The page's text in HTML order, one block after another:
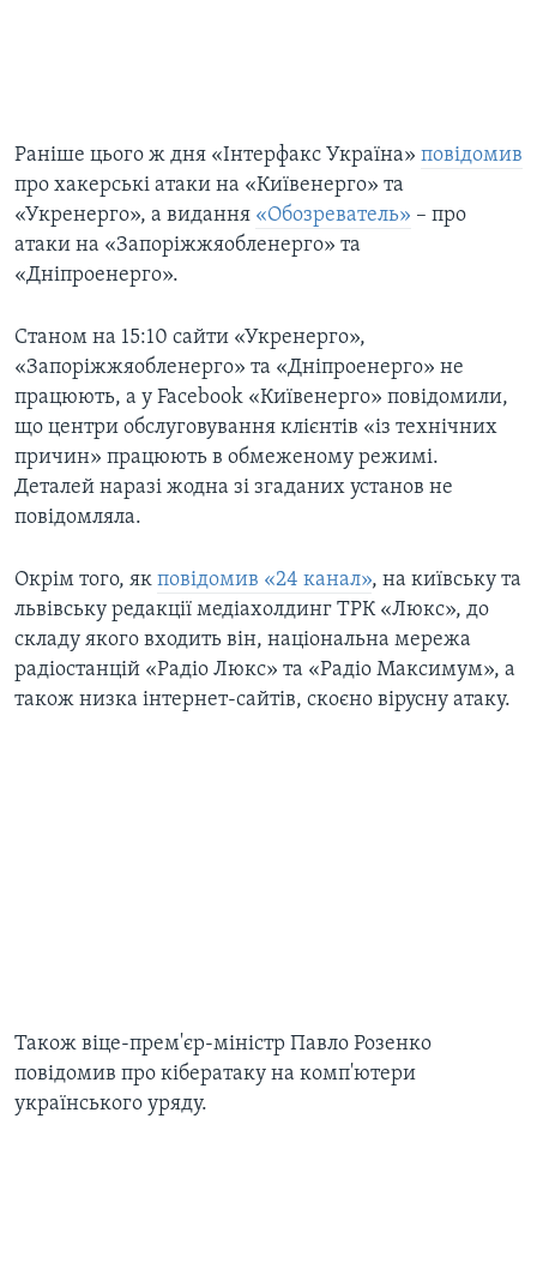
​Раніше цього ж дня «Інтерфакс Україна» повідомив
про хакерські атаки на «Київенерго» та
«Укренерго», а видання «Обозреватель» – про
атаки на «Запоріжжяобленерго» та
«Дніпроенерго».
Станом на 15:10 сайти «Укренерго»,
«Запоріжжяобленерго» та «Дніпроенерго» не
працюють, а у Facebook «Київенерго» повідомили,
що центри обслуговування клієнтів «із технічних
причин» працюють в обмеженому режимі.
Деталей наразі жодна зі згаданих установ не
повідомляла.
Окрім того, як повідомив «24 канал», на київську та
львівську редакції медіахолдинг ТРК «Люкс», до
складу якого входить він, національна мережа
радіостанцій «Радіо Люкс» та «Радіо Максимум», а
також низка інтернет-сайтів, скоєно вірусну атаку.
​Також віце-прем'єр-міністр Павло Розенко
повідомив про кібератаку на комп'ютери
українського уряду.